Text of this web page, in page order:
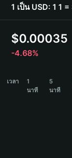
Bahasa Indonesia
ภาษาไทย
Español
Español (Argentina)
1 เป็น USD: 1 1
$0.00035
-4.68%
เวลา
1
นาที
5
นาที